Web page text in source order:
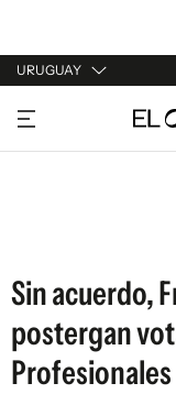
URUGUAY
URUGUAY
ARGENTINA
Sin acuerdo,
postergan